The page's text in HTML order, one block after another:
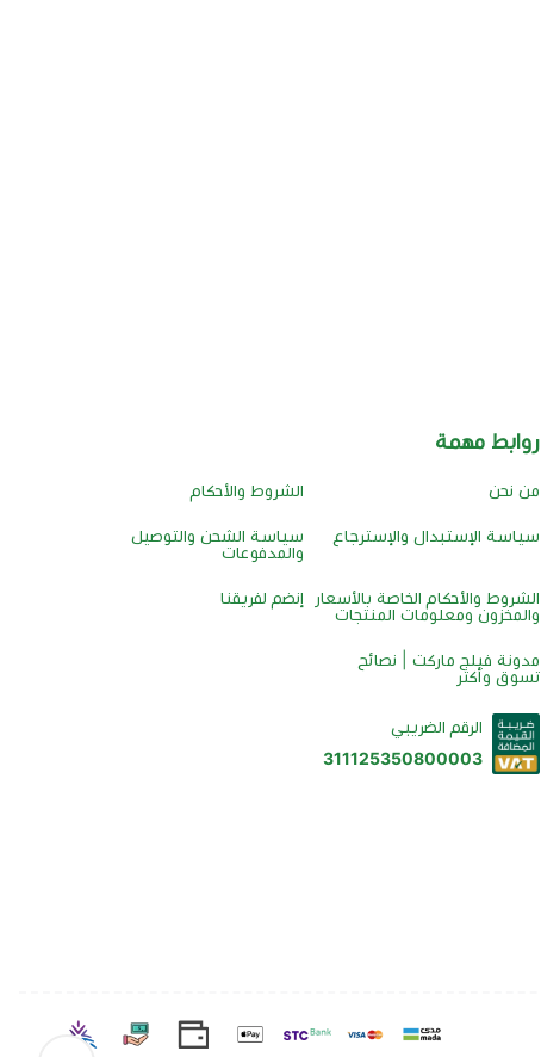
روابط مهمة
من نحن الشروط والأحكام
سياسة الإستبدال والإسترجاع
سياسة الشحن والتوصيل
والمدفوعات
الشروط والأحكام الخاصة بالأسعار
والمخزون ومعلومات المنتجات
إنضم لفريقنا
مدونة فيلج ماركت | نصائح
تسوق وأكثر
الرقم الضريبي
311125350800003